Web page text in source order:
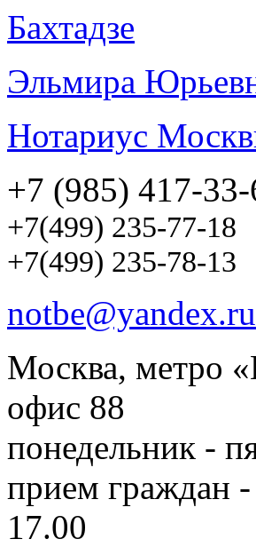
Бахтадзе
Эльмира
Нотариус
+7 (985) 417-33-
+7(499) 235-77-18
+7(499) 235-78-13
notbe@yandex.ru
Москва, метро
офис 88
понедельник -
прием граждан
17.00